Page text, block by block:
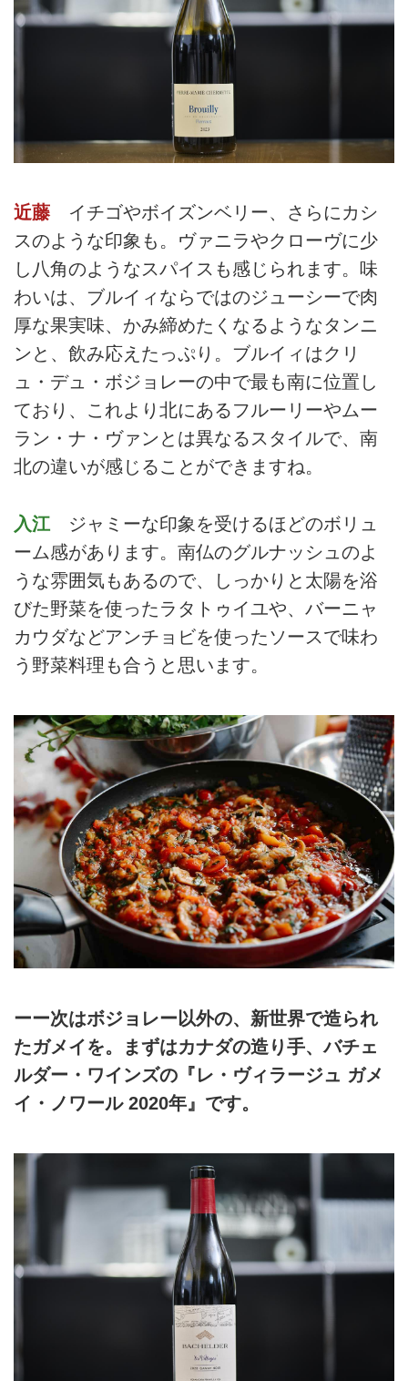
近藤 イチゴやボイズンベリー、さらにカシ
スのような印象も。ヴァニラやクローヴに少
し八角のようなスパイスも感じられます。味
わいは、ブルイィならではのジューシーで肉
厚な果実味、かみ締めたくなるようなタンニ
ンと、飲み応えたっぷり。ブルイィはクリ
ュ・デュ・ボジョレーの中で最も南に位置し
ており、これより北にあるフルーリーやムー
ラン・ナ・ヴァンとは異なるスタイルで、南
北の違いが感じることができますね。
入江 ジャミーな印象を受けるほどのボリュ
ーム感があります。南仏のグルナッシュのよ
うな雰囲気もあるので、しっかりと太陽を浴
びた野菜を使ったラタトゥイユや、バーニャ
カウダなどアンチョビを使ったソースで味わ
う野菜料理も合うと思います。
ーー次はボジョレー以外の、新世界で造られ
たガメイを。まずはカナダの造り手、バチェ
ルダー・ワインズの『レ・ヴィラージュ ガメ
イ・ノワール 2020年』です。